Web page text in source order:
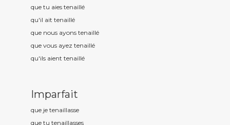
que tu aies tenaillé
qu'il ait tenaillé
que nous ayons tenaillé
que vous ayez tenaillé
qu'ils aient tenaillé
Imparfait
que je tenaillasse
que tu tenaillasses